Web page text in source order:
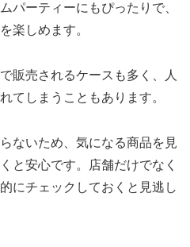
パーティーにもぴったりで、
楽しめます。
販売されるケースも多く、人
てしまうこともあります。
ないため、気になる商品を見
と安心です。店舗だけでなく
にチェックしておくと見逃し